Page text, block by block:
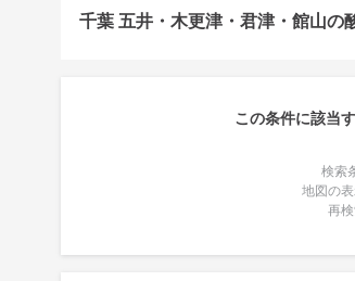
千葉 五井・木更津・君津・館山の
この条件に該当
検索
地図の
再